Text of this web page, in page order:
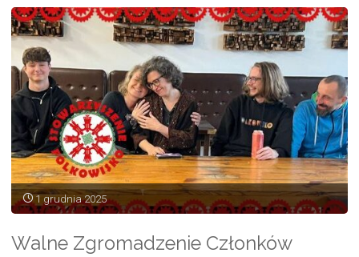
Wesprzyj
Centrum
Edukacji
Transgranicznej
w
Ukrainie”
1 grudnia 2025
Walne Zgromadzenie Członków